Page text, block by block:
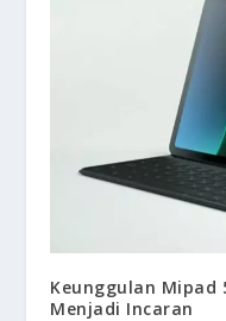
Keunggulan Mipad
Menjadi Incaran